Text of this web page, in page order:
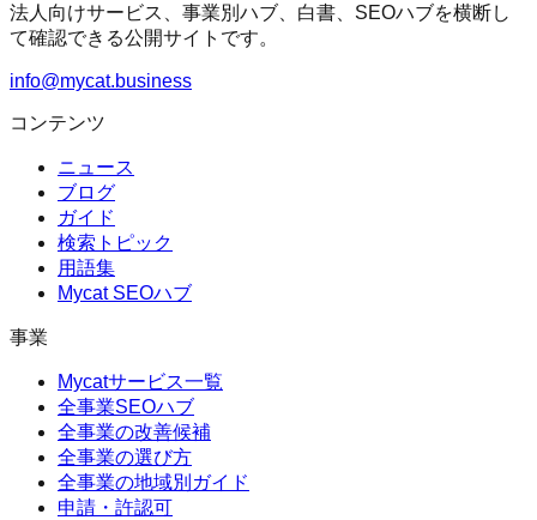
法人向けサービス、事業別ハブ、白書、SEOハブを横断し
て確認できる公開サイトです。
info@mycat.business
コンテンツ
ニュース
ブログ
ガイド
検索トピック
用語集
Mycat SEOハブ
事業
Mycatサービス一覧
全事業SEOハブ
全事業の改善候補
全事業の選び方
全事業の地域別ガイド
申請・許認可